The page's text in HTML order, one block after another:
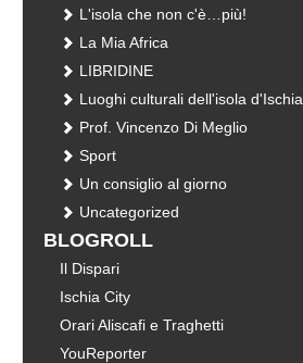
L'isola che non c'è…più!
La Mia Africa
LIBRIDINE
Luoghi culturali dell'isola d'Ischia
Prof. Vincenzo Di Meglio
Sport
Un consiglio al giorno
Uncategorized
BLOGROLL
Il Dispari
Ischia City
Orari Aliscafi e Traghetti
YouReporter